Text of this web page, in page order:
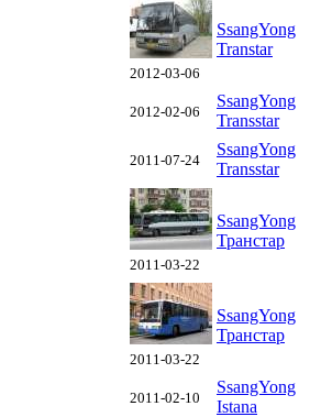
2012-03-06
SsangYong
Transtar
2012-02-06
SsangYong
Transstar
2011-07-24
SsangYong
Transstar
2011-03-22
SsangYong
Транстар
2011-03-22
SsangYong
Транстар
2011-02-10
SsangYong
Istana